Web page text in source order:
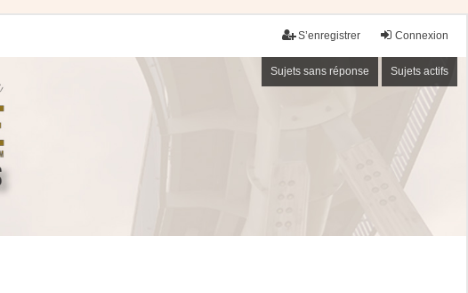
Connexion
S’enregistrer
Sujets sans réponse Sujets actifs